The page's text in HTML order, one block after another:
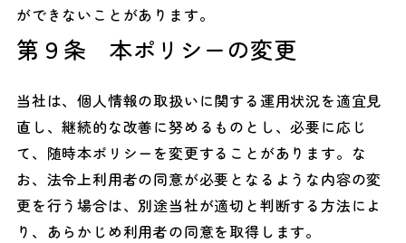
ができないことがあります。
第９条 本ポリシーの変更
当社は、個人情報の取扱いに関する運用状況を適宜見
直し、継続的な改善に努めるものとし、必要に応じ
て、随時本ポリシーを変更することがあります。な
お、法令上利用者の同意が必要となるような内容の変
更を行う場合は、別途当社が適切と判断する方法によ
り、あらかじめ利用者の同意を取得します。